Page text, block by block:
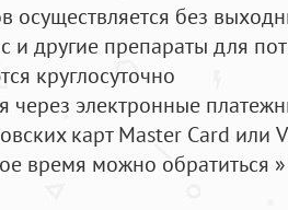
осуществляется без
и другие препараты для
круглосуточно
через электронные
карт Master Card или
время можно обратиться